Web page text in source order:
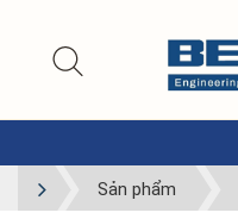
Sản phẩm